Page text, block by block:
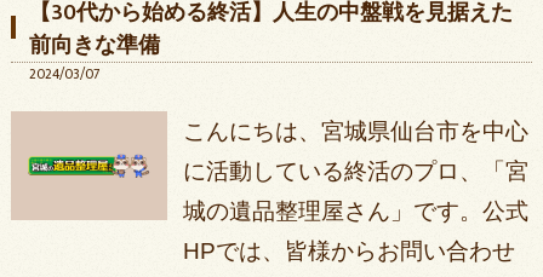
【30代から始める終活】人生の中盤戦を見据えた
前向きな準備
2024/03/07
こんにちは、宮城県仙台市を中心
に活動している終活のプロ、「宮
城の遺品整理屋さん」です。公式
HPでは、皆様からお問い合わせ